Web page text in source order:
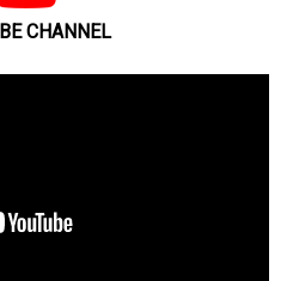
CHANNEL